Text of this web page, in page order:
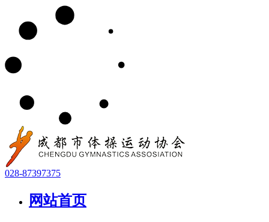
028-87397375
网站首页